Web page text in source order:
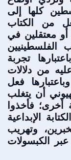
كلها إلى
من الكتاب
أو معتقلين في
الفلسطينيين
تجربة
من دلالات
فعل
أن يتغلب
أخرى؛ فأخذوا
الإبداعية
وتهريب
الكبسولات